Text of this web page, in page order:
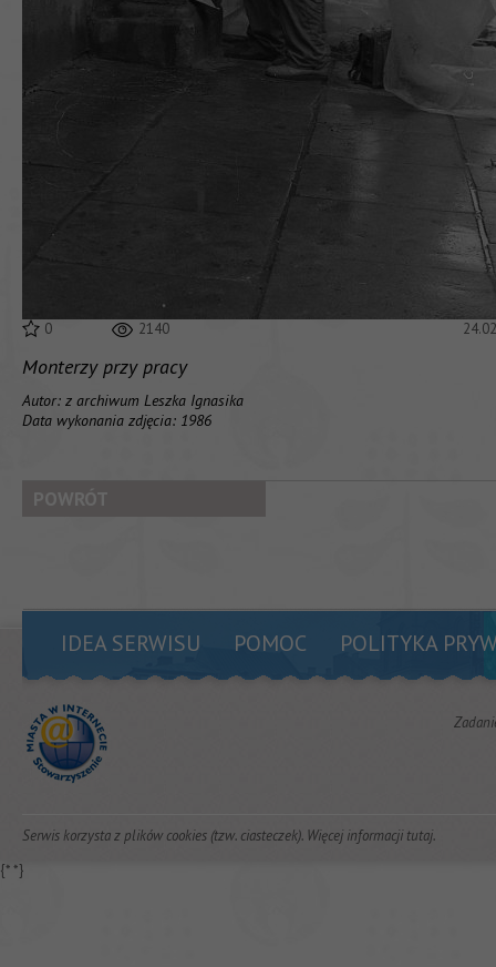
0 2140
Monterzy przy pracy
Autor: z archiwum Leszka Ignasika
Data wykonania zdjęcia: 1986
POWRÓT
IDEA SERWISU POMOC POLITYKA
Serwis korzysta z plików cookies (tzw. ciasteczek). Więcej informacjitutaj.
{**}